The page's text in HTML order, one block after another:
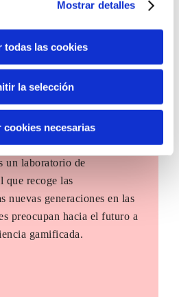
Mostrar detalles
todas las cookies
la selección
cookies necesarias
un laboratorio de
que recoge las
nuevas generaciones en las
preocupan hacia el futuro a
gamificada.